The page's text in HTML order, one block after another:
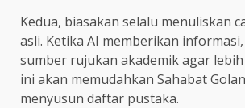
Kedua, biasakan selalu menuliskan
asli. Ketika AI memberikan
sumber rujukan akademik agar lebih
ini akan memudahkan Sahabat
menyusun daftar pustaka.